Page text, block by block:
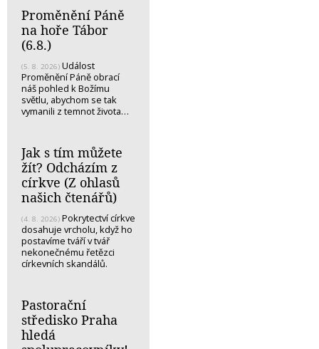
Proměnění Páně
na hoře Tábor
(6.8.)
(5. 8. 2026) Událost
Proměnění Páně obrací
náš pohled k Božímu
světlu, abychom se tak
vymanili z temnot života…
Jak s tím můžete
žít? Odcházím z
církve (Z ohlasů
našich čtenářů)
(4. 8. 2026) Pokrytectví církve
dosahuje vrcholu, když ho
postavíme tváří v tvář
nekonečnému řetězci
církevních skandálů.
Pastorační
středisko Praha
hledá